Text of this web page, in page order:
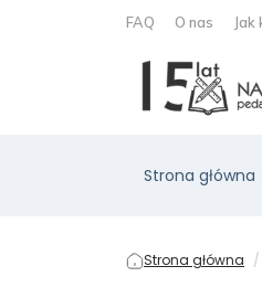
FAQ O nas Jak
Strona główna
Strona główna